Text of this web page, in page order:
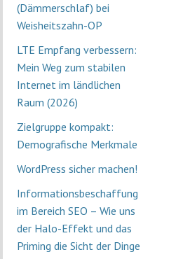
(Dämmerschlaf) bei
Weisheitszahn-OP
LTE Empfang verbessern:
Mein Weg zum stabilen
Internet im ländlichen
Raum (2026)
Zielgruppe kompakt:
Demografische Merkmale
WordPress sicher machen!
Informationsbeschaffung
im Bereich SEO – Wie uns
der Halo-Effekt und das
Priming die Sicht der Dinge